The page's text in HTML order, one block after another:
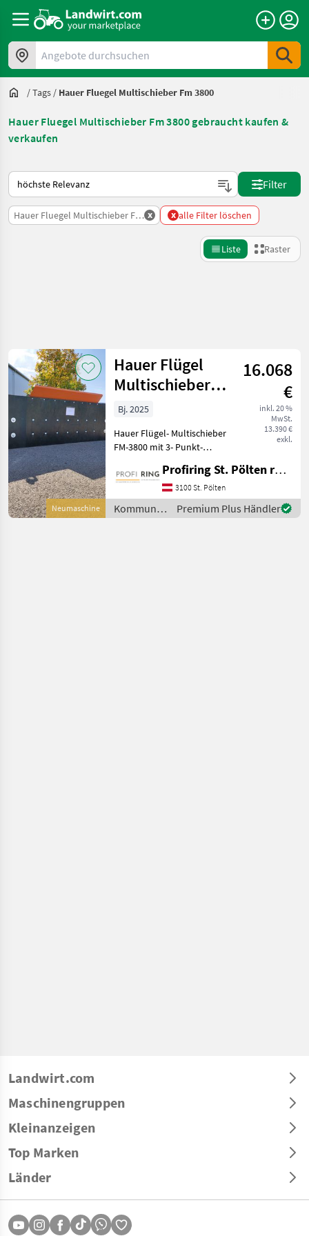
Angebote durchsuchen
/Tags / Hauer Fluegel Multischieber Fm 3800
Hauer Fluegel Multischieber Fm 3800 gebraucht kaufen &
verkaufen
So wird auf Landwirt.com sortiert
Filter
Hauer Fluegel Multischieber Fm 3800
x x alle Filter löschen
Liste Raster
Kategorie 2 Land Filter
AKTUELLER
PFAD
Hauer Fluegel
Multischieber
Fm 3800
KATEGORIE
WÄHLEN
Zurücksetzen
1
Ergebnisse
anzeigen
Neumaschine
Hauer Flügel
Multischieber
FM-3800
16.068
€
inkl. 20 %
MwSt.
13.390 €
exkl.
Bj. 2025
Hauer Flügel- Multischieber
FM-3800 mit 3- Punkt-
Gummischild mit
Gewebeeinlage
(3800/900/40mm),
Schürfverstärkung mit
Profiring St. Pölten reg. Gen. m. b. H
3100 St. Pölten
Kommunalgeräte
/ Hauer
Premium Plus Händler
Landwirt.com
Maschinengruppen
Kleinanzeigen
Top Marken
Länder